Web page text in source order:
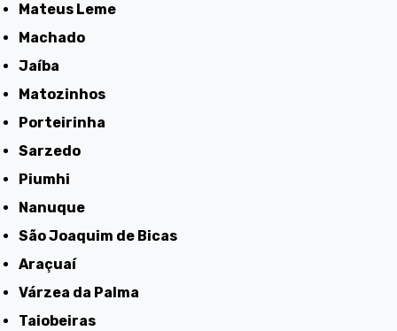
Mateus Leme
Machado
Jaíba
Matozinhos
Porteirinha
Sarzedo
Piumhi
Nanuque
São Joaquim de Bicas
Araçuaí
Várzea da Palma
Taiobeiras